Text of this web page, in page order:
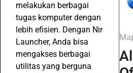
melakukan berbagai
tugas komputer dengan
lebih efisien. Dengan Nir
Launcher, Anda bisa
mengakses berbagai
utilitas yang berguna